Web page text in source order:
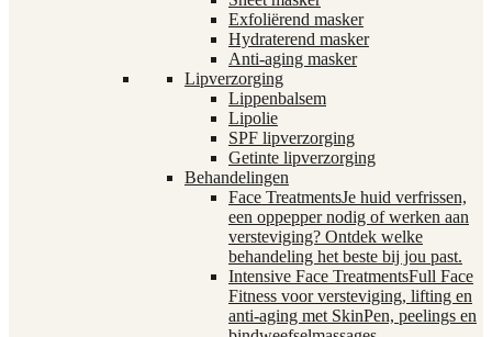
Exfoliërend masker
Hydraterend masker
Anti-aging masker
Lipverzorging
Lippenbalsem
Lipolie
SPF lipverzorging
Getinte lipverzorging
Behandelingen
Face TreatmentsJe huid verfrissen,
een oppepper nodig of werken aan
versteviging? Ontdek welke
behandeling het beste bij jou past.
Intensive Face TreatmentsFull Face
Fitness voor versteviging, lifting en
anti-aging met SkinPen, peelings en